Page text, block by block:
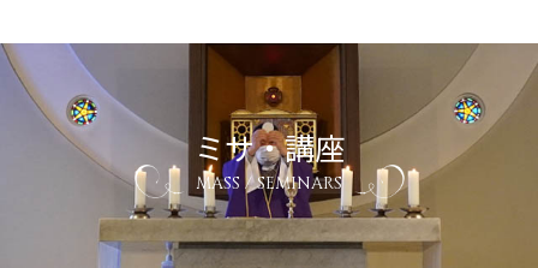
ミサ・講座
MASS / SEMINARS